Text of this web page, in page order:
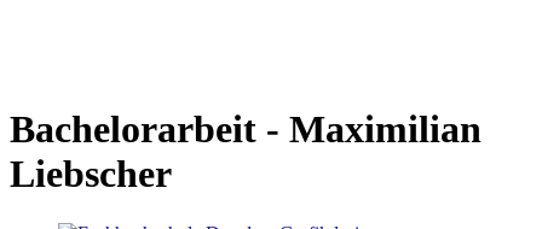
Bachelorarbeit - Maximilian
Liebscher